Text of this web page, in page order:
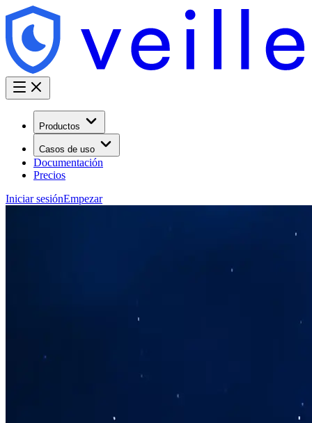
Productos
Casos de uso
Documentación
Precios
Iniciar sesiónEmpezar